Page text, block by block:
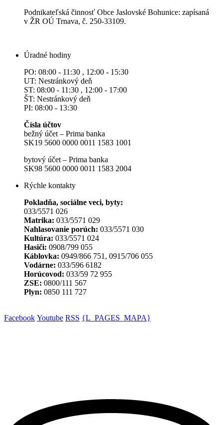
Podnikateľská činnosť Obce Jaslovské Bohunice: zapísaná
v ŽR OÚ Trnava, č. 250-33109.
Úradné hodiny
PO: 08:00 - 11:30 , 12:00 - 15:30
UT: Nestránkový deň
ST: 08:00 - 11:30 , 12:00 - 17:00
ŠT: Nestránkový deň
PI: 08:00 - 13:30
Čísla účtov
bežný účet – Prima banka
SK19 5600 0000 0011 1583 1001
bytový účet – Prima banka
SK98 5600 0000 0011 1583 2004
Rýchle kontakty
Pokladňa, sociálne veci, byty:
033/5571 026
Matrika: 033/5571 029
Nahlasovanie porúch: 033/5571 030
Kultúra: 033/5571 024
Hasiči: 0908/799 055
Káblovka: 0949/866 751, 0915/706 055
Vodárne: 033/596 6182
Horúcovod: 033/59 72 955
ZSE: 0800/111 567
Plyn: 0850 111 727
Facebook Youtube RSS {L_PAGES_MAPA}